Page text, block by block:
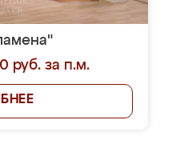
руб. за п.м.